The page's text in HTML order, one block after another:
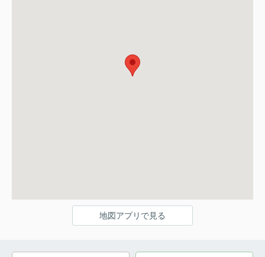
地図アプリで見る